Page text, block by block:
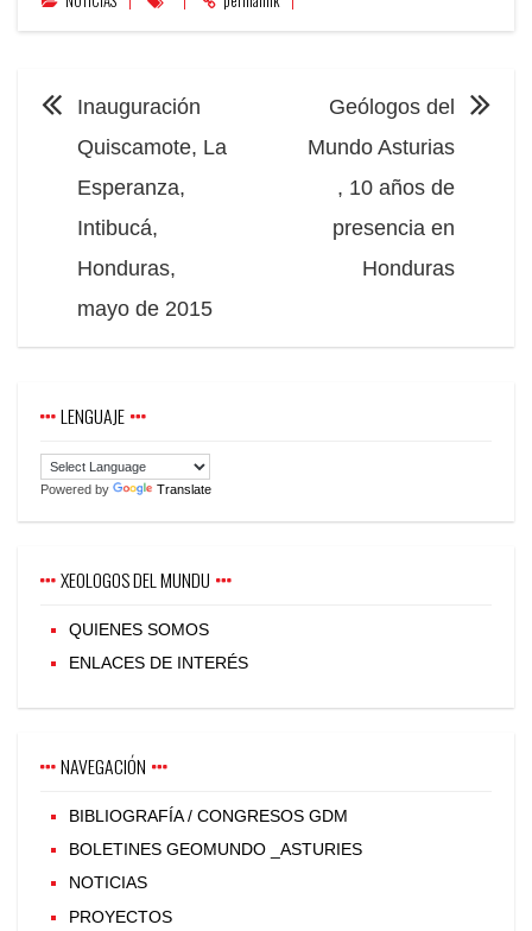
NAVEGACIÓN
Inauguración
Quiscamote, La
Esperanza,
Intibucá,
Honduras,
mayo de 2015
Geólogos del
Mundo Asturias
, 10 años de
presencia en
Honduras
LENGUAJE
Powered by Translate
XEOLOGOS DEL MUNDU
QUIENES SOMOS
ENLACES DE INTERÉS
NAVEGACIÓN
BIBLIOGRAFÍA / CONGRESOS GDM
BOLETINES GEOMUNDO _ASTURIES
NOTICIAS
PROYECTOS